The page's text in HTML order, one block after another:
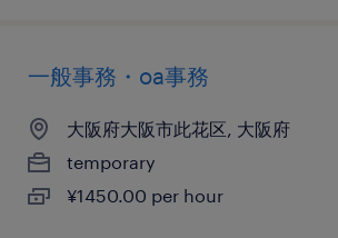
一般事務・oa事務
大阪府大阪市此花区, 大阪府
temporary
¥1450.00 per hour